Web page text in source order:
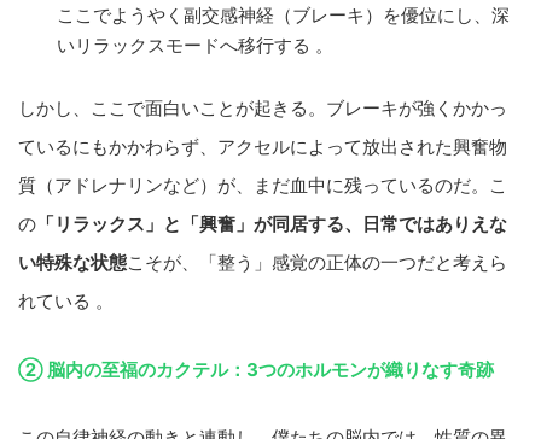
ここでようやく副交感神経（ブレーキ）を優位にし、深
いリラックスモードへ移行する 。
しかし、ここで面白いことが起きる。ブレーキが強くかかっ
ているにもかかわらず、アクセルによって放出された興奮物
質（アドレナリンなど）が、まだ血中に残っているのだ。こ
の 「リラックス」と「興奮」が同居する、日常ではありえな
い特殊な状態こそが、「整う」感覚の正体の一つだと考えら
れている 。
② 脳内の至福のカクテル：3つのホルモンが織りなす奇跡